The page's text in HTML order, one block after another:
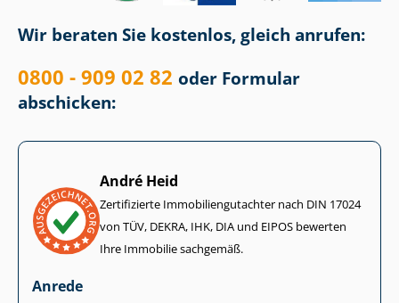
Wir beraten Sie kostenlos, gleich anrufen:
0800 - 909 02 82 oder Formular
abschicken:
André Heid
Zertifizierte Im­mo­bi­li­en­gut­ach­ter nach DIN 17024
von TÜV, DEKRA, IHK, DIA und EIPOS bewerten
Ihre Immobilie sachgemäß.
Anrede